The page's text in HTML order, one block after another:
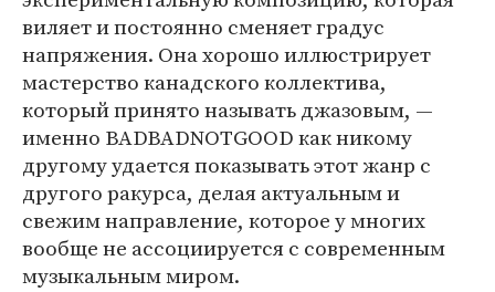
виляет и постоянно сменяет градус
напряжения. Она хорошо иллюстрирует
мастерство канадского коллектива,
который принято называть джазовым, —
именно BADBADNOTGOOD как никому
другому удается показывать этот жанр с
другого ракурса, делая актуальным и
свежим направление, которое у многих
вообще не ассоциируется с современным
музыкальным миром.